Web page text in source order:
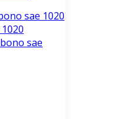
sae 1020
sae